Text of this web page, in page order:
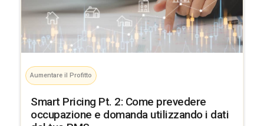
Aumentare il Profitto
Smart Pricing Pt. 2: Come prevedere
occupazione e domanda utilizzando i dati